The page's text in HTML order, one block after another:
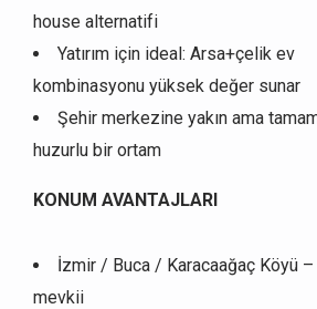
house alternatifi
Yatırım için ideal: Arsa+çelik ev
kombinasyonu yüksek değer sunar
Şehir merkezine yakın ama
huzurlu bir ortam
KONUM AVANTAJLARI
İzmir / Buca / Karacaağaç Köyü
mevkii